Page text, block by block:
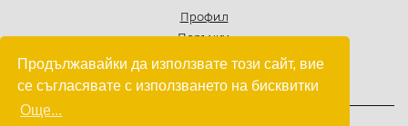
Продължавайки да използвате този сайт, вие
се съгласявате с използването на бисквитки
Още...
Профил
Поръчки
Любими